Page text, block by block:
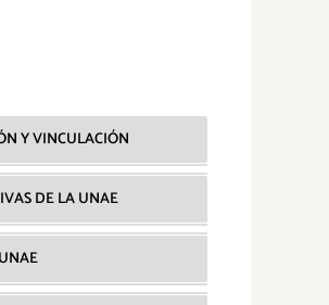
Y VINCULACIÓN
DE LA UNAE